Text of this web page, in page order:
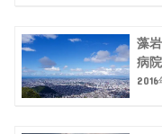
藻
病
2016